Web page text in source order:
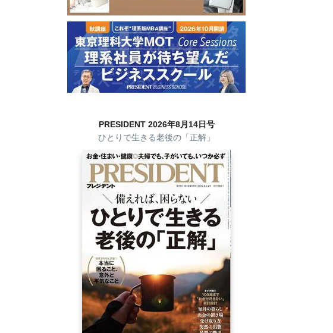
PRESIDENT 2026年8月14日号
ひとりで生きる老後の「正解」